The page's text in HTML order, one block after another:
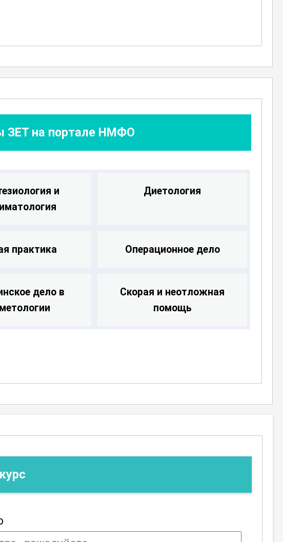
и
ЗЕТ на портале НМФО
и
Диетология
практика Операционное дело
дело в
Скорая и неотложная
помощь